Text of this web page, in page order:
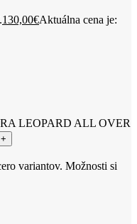
130,00€Aktuálna cena je:
LEOPARD ALL OVER
variantov. Možnosti si